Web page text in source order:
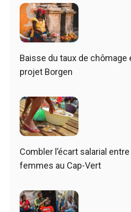
Baisse du taux de chômage
projet Borgen
Combler l’écart salarial
femmes au Cap-Vert